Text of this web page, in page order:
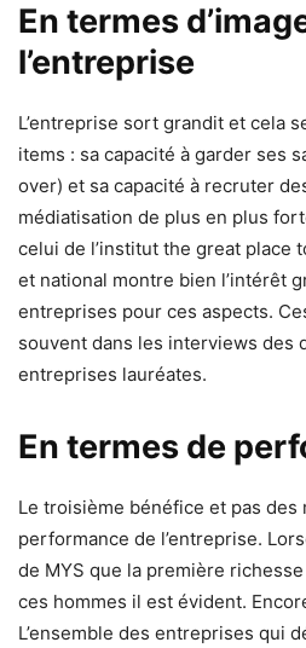
En termes
l’entreprise
L’entreprise sort grandit et cela
items : sa capacité à garder ses
over) et sa capacité à recruter
médiatisation de plus en plus
celui de l’institut the great place
et national montre bien l’intérêt
entreprises pour ces aspects.
souvent dans les interviews des
entreprises lauréates.
En termes de
Le troisième bénéfice et pas des
performance de l’entreprise.
de MYS que la première
ces hommes il est évident.
L’ensemble des entreprises qui